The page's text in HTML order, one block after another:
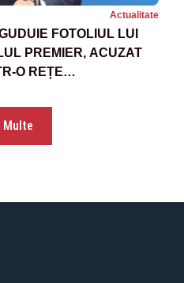
Actualitate
FOTOLIUL LUI
PREMIER, ACUZAT
O REȚE
Multe